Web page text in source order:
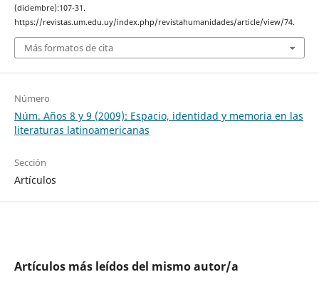
(diciembre):107-31.
https://revistas.um.edu.uy/index.php/revistahumanidades/article/view/74.
Más formatos de cita
Número
Núm. Años 8 y 9 (2009): Espacio, identidad y memoria en las
literaturas latinoamericanas
Sección
Artículos
Artículos más leídos del mismo autor/a